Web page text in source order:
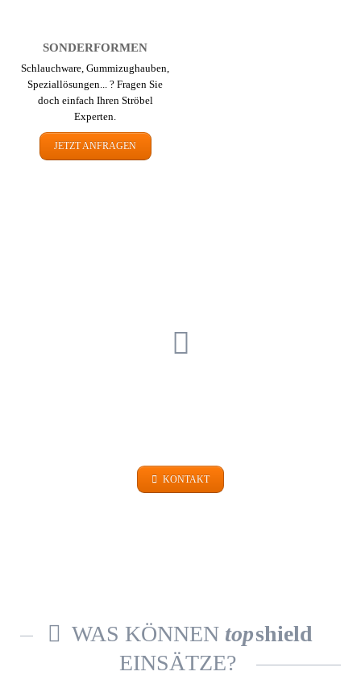
SONDER­FORMEN
Schlauch­ware, Gummi­zug­hauben,
Spezial­lösungen... ? Fragen Sie
doch einfach Ihren Ströbel
Experten.
JETZT ANFRAGEN
KONTAKT
WAS KÖNNEN topshield
EINSÄTZE?